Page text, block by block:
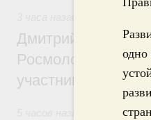
Дмитрий
Росмолодёжи
участников